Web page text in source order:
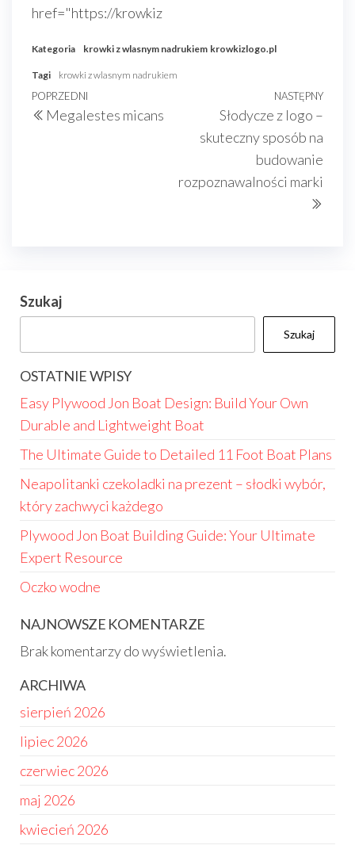
href="https://krowkiz
Kategoria krowki z wlasnym nadrukiem krowkizlogo.pl
Tagi krowki z wlasnym nadrukiem
Nawigacja
wpisu
Poprzedni
wpis
POPRZEDNI
Megalestes micans
NASTĘPNY
Słodycze z logo –
skuteczny sposób na
budowanie
rozpoznawalności marki
Szukaj
Szukaj
OSTATNIE WPISY
Easy Plywood Jon Boat Design: Build Your Own
Durable and Lightweight Boat
The Ultimate Guide to Detailed 11 Foot Boat Plans
Neapolitanki czekoladki na prezent – słodki wybór,
który zachwyci każdego
Plywood Jon Boat Building Guide: Your Ultimate
Expert Resource
Oczko wodne
NAJNOWSZE KOMENTARZE
Brak komentarzy do wyświetlenia.
ARCHIWA
sierpień 2026
lipiec 2026
czerwiec 2026
maj 2026
kwiecień 2026